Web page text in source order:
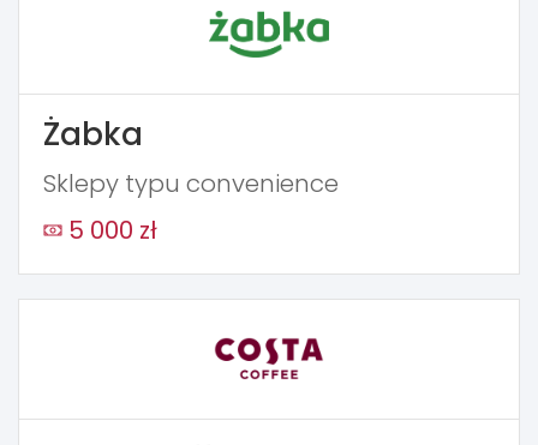
Żabka
Sklepy typu convenience
5 000 zł